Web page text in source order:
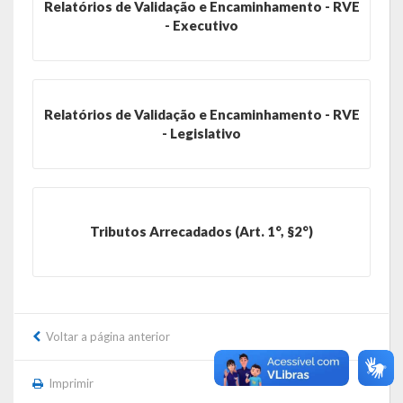
RPPS
Portal da Transparência
Relatórios de Validação e Encaminhamento - RVE
- Executivo
Relatórios de Validação e Encaminhamento - RVE
- Legislativo
Tributos Arrecadados (Art. 1°, §2°)
Voltar a página anterior
Imprimir